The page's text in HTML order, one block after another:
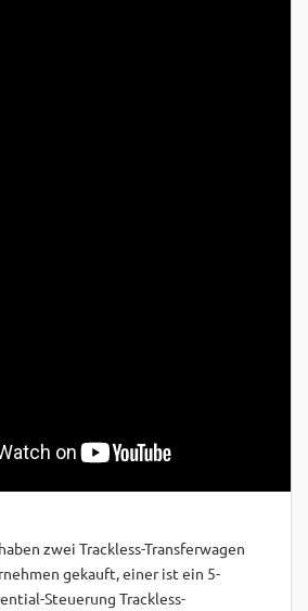
zwei Trackless-Transferwagen
gekauft, einer ist ein 5-
Steuerung Trackless-